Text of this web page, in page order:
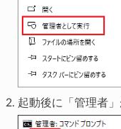
起動後に「管理者